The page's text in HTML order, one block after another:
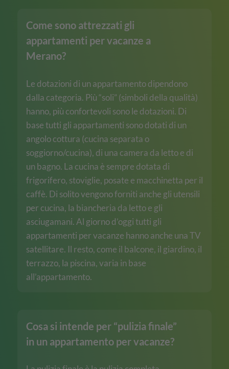
Come sono attrezzati gli
appartamenti per vacanze a
Merano?
Le dotazioni di un appartamento dipendono
dalla categoria. Più “soli” (simboli della qualità)
hanno, più confortevoli sono le dotazioni. Di
base tutti gli appartamenti sono dotati di un
angolo cottura (cucina separata o
soggiorno/cucina), di una camera da letto e di
un bagno. La cucina è sempre dotata di
frigorifero, stoviglie, posate e macchinetta per il
caffè. Di solito vengono forniti anche gli utensili
per cucina, la biancheria da letto e gli
asciugamani. Al giorno d’oggi tutti gli
appartamenti per vacanze hanno anche una TV
satellitare. Il resto, come il balcone, il giardino, il
terrazzo, la piscina, varia in base
all’appartamento.
Cosa si intende per “pulizia finale”
in un appartamento per vacanze?